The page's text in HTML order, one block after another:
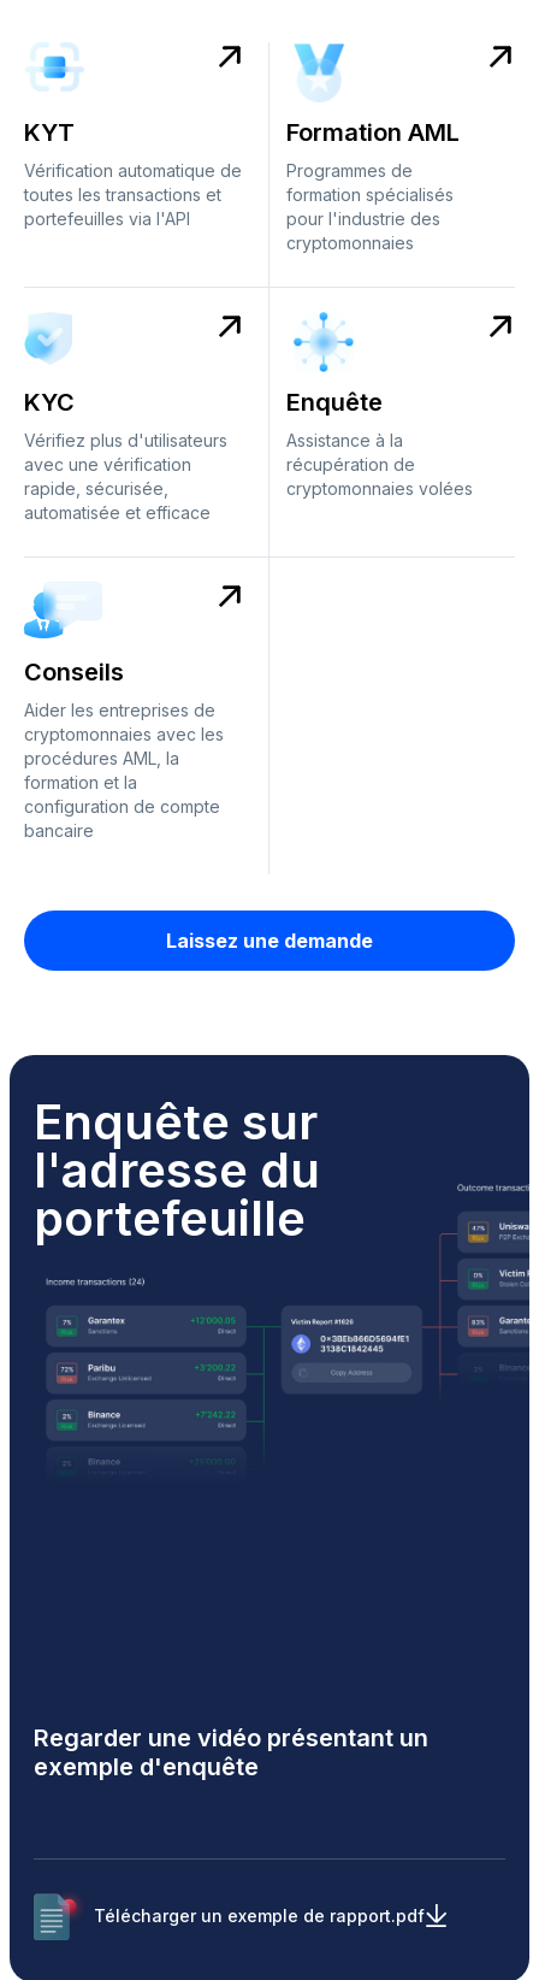
KYT
Vérification automatique de
toutes les transactions et
portefeuilles via l'API
Formation AML
Programmes de
formation spécialisés
pour l'industrie des
cryptomonnaies
KYC
Vérifiez plus d'utilisateurs
avec une vérification
rapide, sécurisée,
automatisée et efficace
Enquête
Assistance à la
récupération de
cryptomonnaies volées
Conseils
Aider les entreprises de
cryptomonnaies avec les
procédures AML, la
formation et la
configuration de compte
bancaire
Laissez une demande
Enquête sur
l'adresse du
portefeuille
Regarder une vidéo présentant un
exemple d'enquête
Télécharger un exemple de rapport.pdf